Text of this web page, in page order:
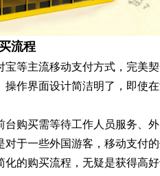
流程
宝等主流移动支付方式，完美
操作界面设计简洁明了，即使
台购买需等待工作人员服务、
对于一些外国游客，移动支付
化的购买流程，无疑是获得高